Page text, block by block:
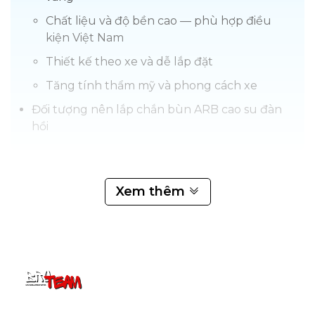
Chất liệu và độ bền cao — phù hợp điều
kiện Việt Nam
Thiết kế theo xe và dễ lắp đặt
Tăng tính thẩm mỹ và phong cách xe
Đối tượng nên lắp chắn bùn ARB cao su đàn
hồi
là lựa chọn bền bỉ cho các dòng xe bán tải
và SUV nhờ cấu tạo từ cao su đàn hồi chất lượng cao, hạn
chế cong vênh và chịu va đập tốt hơn so với loại bằng nhựa.
Xem thêm